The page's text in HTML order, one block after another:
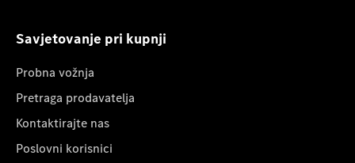
Savjetovanje pri kupnji
Probna vožnja
Pretraga prodavatelja
Kontaktirajte nas
Poslovni korisnici